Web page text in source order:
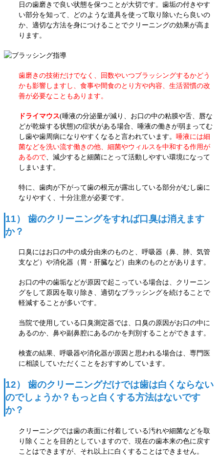
日の歯磨きで良い状態を保つことが大切です。歯垢の付きやす
い部分を知って、
どのような道具を使って取り除いたら良いの
か、適切な方法を身につけることでクリーニングの効果が高ま
ります。
歯磨きの技術だけでなく、回数やいつブラッシングするかどう
かも影響しますし、食事や間食のとり方や内容、生活習慣の改
善が必要なこともあります。
ドライマウス(唾液の分泌量が減り、お口の中の粘膜や舌、唇な
どが乾燥する状態)の症状がある場合、唾液の働きが弱まってむ
し歯や歯周病になりやすくなると言われています。 唾液には細
菌などを洗い流す働きの他、細菌やウィルスを中和する作用が
あるので 、減少すると細菌にとって活動しやすい環境になって
しまいます。
特に、歯肉が下がって歯の根元が露出している部分がむし歯に
なりやすく、十分注意が必要です。
11） 歯のクリーニングをすれば口臭は消えます
か？
口臭にはお口の中の成分由来のものと、呼吸器（鼻、肺、気管
支など）や消化器（胃・肝臓など）由来のものとがあります。
お口の中の歯垢などが原因で起こっている場合は、クリーニン
グをして原因を取り除き、適切なブラッシングを続けることで
軽減することが多いです。
当院で使用している口臭測定器では、口臭の原因がお口の中に
あるのか、鼻や副鼻腔にあるのかを判別することができます。
検査の結果、呼吸器や消化器が原因と思われる場合は、専門医
に相談していただくことをおすすめしています。
12） 歯のクリーニングだけでは歯は白くならない
のでしょうか？もっと白くする方法はないです
か？
クリーニングでは歯の表面に付着している汚れや細菌などを取
り除くことを目的としていますので、現在の歯本来の色に戻す
ことはできますが、それ以上に白くすることはできません。